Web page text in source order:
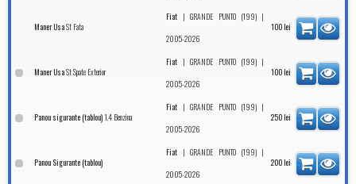
Maner UsaSt Fata
Fiat |GRANDE PUNTO (199) |
2005-2026
100 lei
Maner UsaSt Spate Exterior
Fiat |GRANDE PUNTO (199) |
2005-2026
100 lei
Panou sigurante (tablou) 1.4 Benzina
Fiat |GRANDE PUNTO (199) |
2005-2026
250 lei
Panou Sigurante (tablou)
Fiat |GRANDE PUNTO (199) |
2005-2026
200 lei